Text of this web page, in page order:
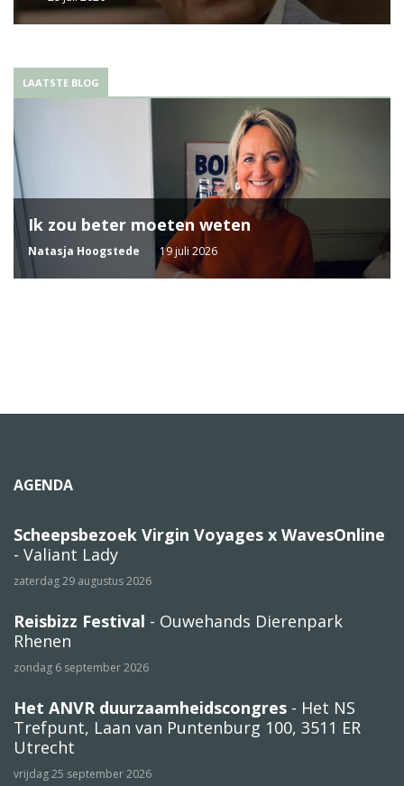
LAATSTE BLOG
Ik zou beter moeten weten
Natasja Hoogstede 19 juli 2026
AGENDA
Scheepsbezoek Virgin Voyages x WavesOnline
- Valiant Lady
zaterdag 29 augustus 2026
Reisbizz Festival - Ouwehands Dierenpark
Rhenen
zondag 6 september 2026
Het ANVR duurzaamheidscongres - Het NS
Trefpunt, Laan van Puntenburg 100, 3511 ER
Utrecht
vrijdag 25 september 2026